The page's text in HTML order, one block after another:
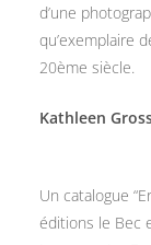
d’une
qu’exemplaire
20ème siècle.
Kathleen
Un catalogue
éditions le Bec